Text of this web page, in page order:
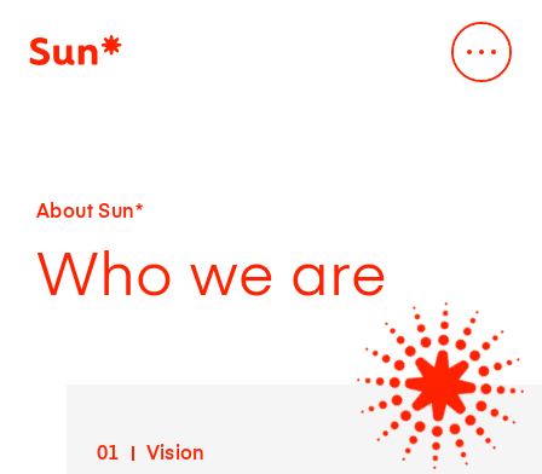
会社概要
Mission
CEO Message
Service
デジタル・クリエイティブスタジオ
AI*deation
Our Works
Sustainability
About Sun*
Who we are
01 Vision